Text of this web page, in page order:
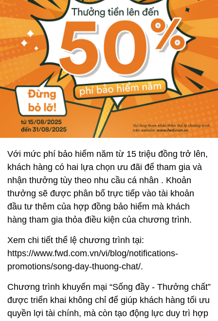
Với mức phí bảo hiểm năm từ 15 triệu đồng trở lên,
khách hàng có hai lựa chọn ưu đãi để tham gia và
nhận thưởng tùy theo nhu cầu cá nhân . Khoản
thưởng sẽ được phân bổ trực tiếp vào tài khoản
đầu tư thêm của hợp đồng bảo hiểm mà khách
hàng tham gia thỏa điều kiện của chương trình.
Xem chi tiết thể lệ chương trình tại:
https://www.fwd.com.vn/vi/blog/notifications-
promotions/song-day-thuong-chat/.
Chương trình khuyến mại “Sống đầy - Thưởng chất”
được triển khai không chỉ để giúp khách hàng tối ưu
quyền lợi tài chính, mà còn tạo động lực duy trì hợp